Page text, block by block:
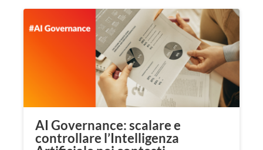
AI Governance: scalare e
controllare l’Intelligenza